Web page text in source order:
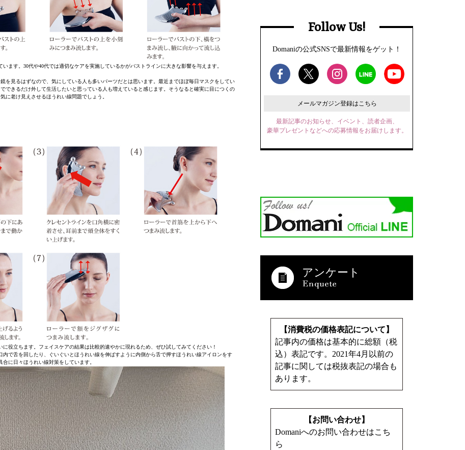
ます。30代や40代では適切なケアを実施しているかがバストラインに大きな影響を与えます。
を見るはずなので、気にしている人も多いパーツだとは思います。最近までほぼ毎日マスクをしてい
できるだけ外して生活したいと思っている人も増えていると感じます。そうなると確実に目につくの
に老け見えさせるほうれい線問題でしょう。
役立ちます。フェイスケアの結果は比較的速やかに現れるため、ぜひ試してみてください！
で舌を回したり、ぐいぐいとほうれい線を伸ばすように内側から舌で押すほうれい線アイロンをす
合に日々ほうれい線対策をしています。
Follow Us!
Domaniの公式SNSで最新情報をゲット！
メールマガジン登録はこちら
最新記事のお知らせ、イベント、読者企画、
豪華プレゼントなどへの応募情報をお届けします。
アンケート
【消費税の価格表記について】
記事内の価格は基本的に総額（税
込）表記です。2021年4月以前の
記事に関しては税抜表記の場合も
あります。
【お問い合わせ】
Domaniへのお問い合わせはこち
ら